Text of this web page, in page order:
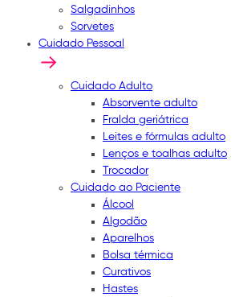
Salgadinhos
Sorvetes
Cuidado Pessoal
Cuidado Adulto
Absorvente adulto
Fralda geriátrica
Leites e fórmulas adulto
Lenços e toalhas adulto
Trocador
Cuidado ao Paciente
Álcool
Algodão
Aparelhos
Bolsa térmica
Curativos
Hastes